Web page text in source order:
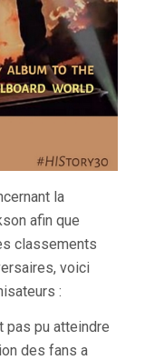
la
afin que
classements
voici
:
pas pu atteindre
des fans a